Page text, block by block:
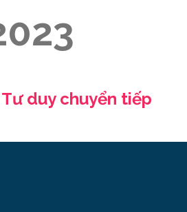
duy chuyển tiếp